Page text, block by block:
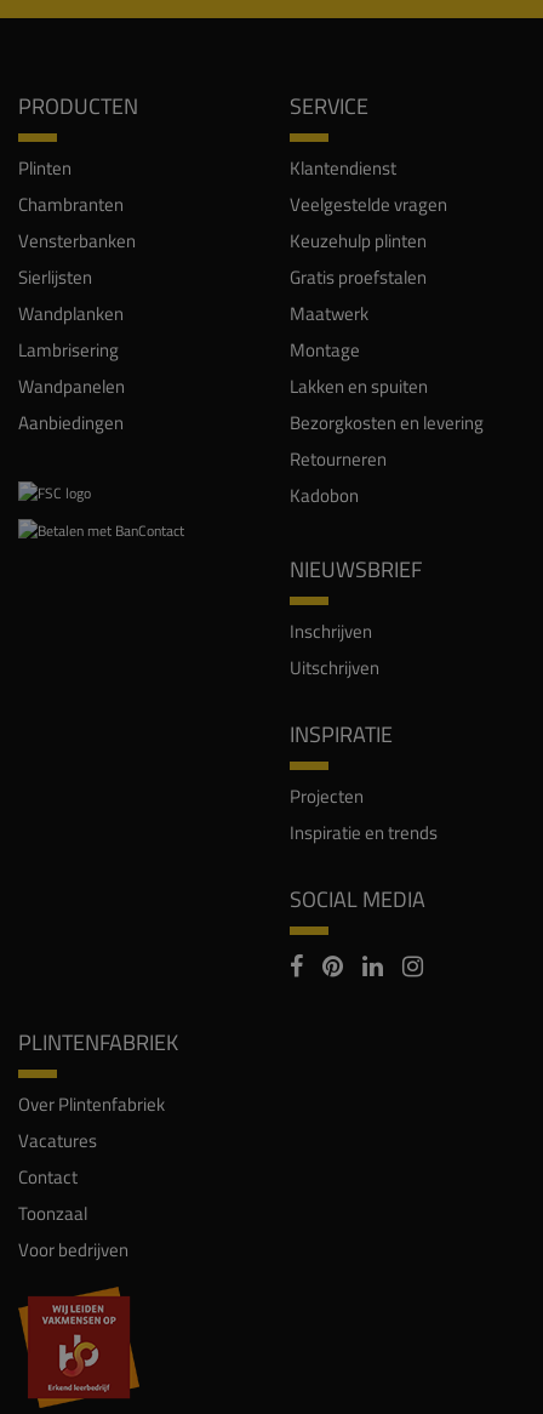
PRODUCTEN
Plinten
Chambranten
Vensterbanken
Sierlijsten
Wandplanken
Lambrisering
Wandpanelen
Aanbiedingen
SERVICE
Klantendienst
Veelgestelde vragen
Keuzehulp plinten
Gratis proefstalen
Maatwerk
Montage
Lakken en spuiten
Bezorgkosten en levering
Retourneren
Kadobon
NIEUWSBRIEF
Inschrijven
Uitschrijven
INSPIRATIE
Projecten
Inspiratie en trends
SOCIAL MEDIA
PLINTENFABRIEK
Over Plintenfabriek
Vacatures
Contact
Toonzaal
Voor bedrijven